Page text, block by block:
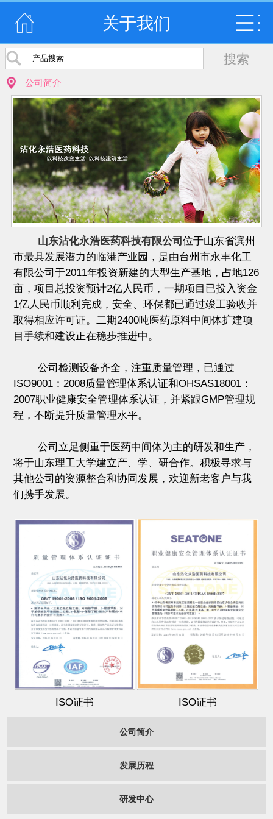
关于我们
公司简介
山东沾化永浩医药科技有限公司位于山东省滨州
市最具发展潜力的临港产业园，是由台州市永丰化工
有限公司于2011年投资新建的大型生产基地，占地126
亩，项目总投资预计2亿人民币，一期项目已投入资金
1亿人民币顺利完成，安全、环保都已通过竣工验收并
取得相应许可证。二期2400吨医药原料中间体扩建项
目手续和建设正在稳步推进中。
公司检测设备齐全，注重质量管理，已通过
ISO9001：2008质量管理体系认证和OHSAS18001：
2007职业健康安全管理体系认证，并紧跟GMP管理规
程，不断提升质量管理水平。
公司立足侧重于医药中间体为主的研发和生产，
将于山东理工大学建立产、学、研合作。积极寻求与
其他公司的资源整合和协同发展，欢迎新老客户与我
们携手发展。
ISO证书 ISO证书
公司简介
发展历程
研发中心